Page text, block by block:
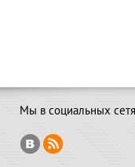
Мы в социальных